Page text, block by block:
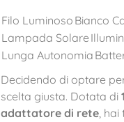
Filo Luminoso Bianco
Lampada Solare
Lunga Autonomia
Decidendo di optare
scelta giusta. Dotata di
adattatore di rete, hai